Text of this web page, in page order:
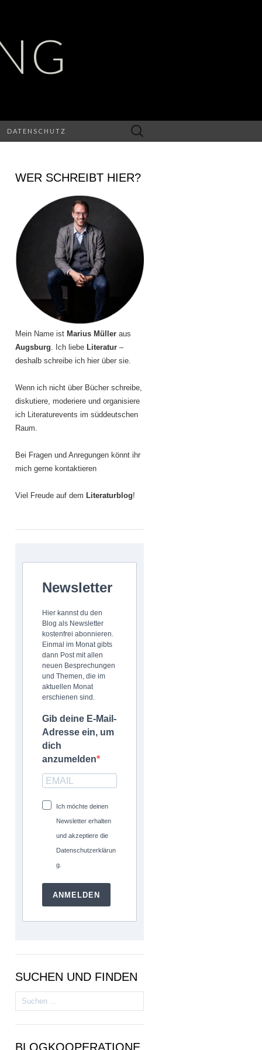
DATENSCHUTZ
Suchen
nach:
WER SCHREIBT HIER?
Mein Name ist Marius Müller aus
Augsburg. Ich liebe Literatur –
deshalb schreibe ich hier über sie.
Wenn ich nicht über Bücher schreibe,
diskutiere, moderiere und organisiere
ich Literaturevents im süddeutschen
Raum.
Bei Fragen und Anregungen könnt ihr
mich gerne kontaktieren
Viel Freude auf dem Literaturblog!
Newsletter
Hier kannst du den
Blog als Newsletter
kostenfrei abonnieren.
Einmal im Monat gibts
dann Post mit allen
neuen Besprechungen
und Themen, die im
aktuellen Monat
erschienen sind.
Gib deine E-Mail-
Adresse ein, um
dich
anzumelden
Ich möchte deinen
Newsletter erhalten
und akzeptiere die
Datenschutzerklärun
g.
ANMELDEN
SUCHEN UND FINDEN
Suchen
nach:
BLOGKOOPERATIONE